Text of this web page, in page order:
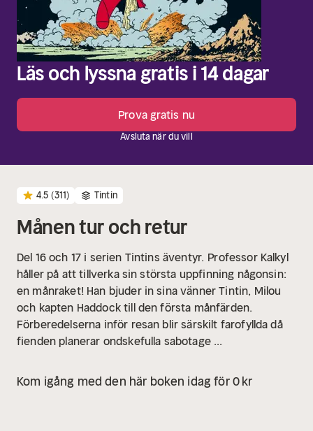
Läs och lyssna gratis i 14 dagar
Prova gratis nu
Avsluta när du vill
4.5 (311) Tintin
Månen tur och retur
Del 16 och 17 i serien Tintins äventyr. Professor Kalkyl
håller på att tillverka sin största uppfinning någonsin:
en månraket! Han bjuder in sina vänner Tintin, Milou
och kapten Haddock till den första månfärden.
Förberedelserna inför resan blir särskilt farofyllda då
fienden planerar ondskefulla sabotage ...
Kom igång med den här boken idag för 0 kr